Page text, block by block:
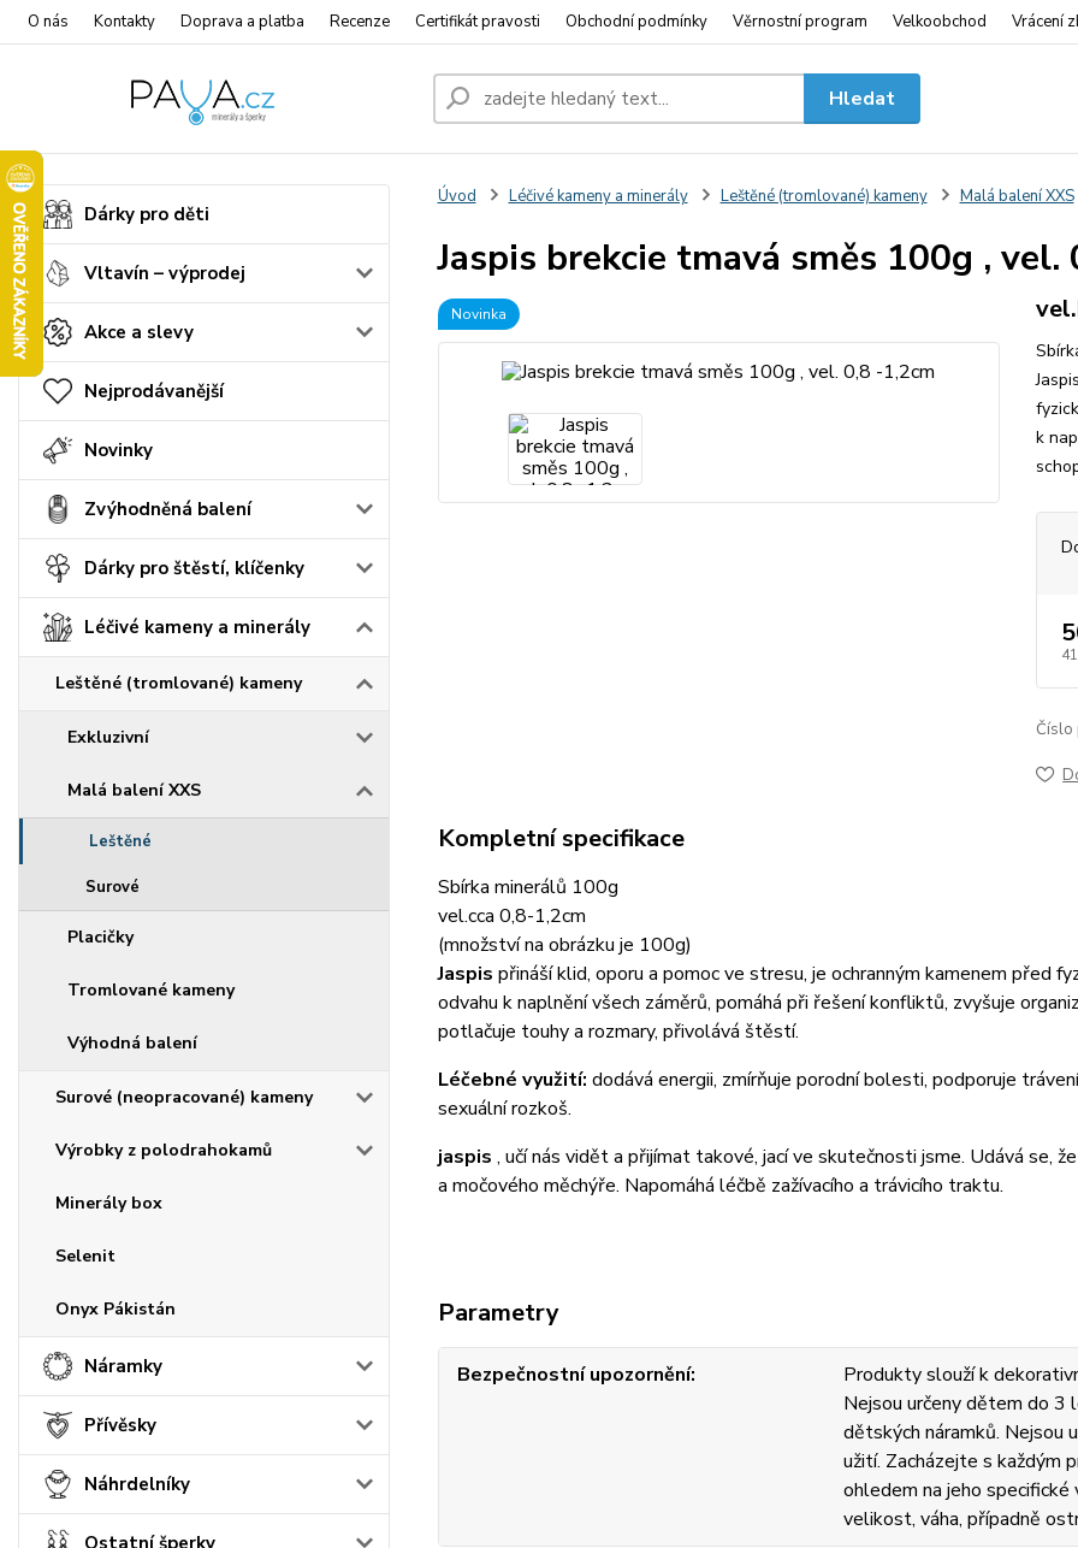
O nás Kontakty Doprava a platba Recenze Certifikát pravosti Obchodní podmínky Věrnostní program Velkoobchod Vrácení
Hledat
Dárky pro děti
Vltavín – výprodej
Akce a slevy
Nejprodávanější
Novinky
Zvýhodněná balení
Dárky pro štěstí, klíčenky
Léčivé kameny a minerály
Leštěné (tromlované) kameny
Exkluzivní
Malá balení XXS
Leštěné
Surové
Placičky
Tromlované kameny
Výhodná balení
Surové (neopracované) kameny
Výrobky z polodrahokamů
Minerály box
Selenit
Onyx Pákistán
Náramky
Přívěsky
Náhrdelníky
Ostatní šperky
Úvod Léčivé kameny a minerály Leštěné (tromlované) kameny Malá balení XXS
Jaspis brekcie tmavá směs 100g , vel.
Novinka
k
Číslo
Kompletní specifikace
Sbírka minerálů 100g
vel.cca 0,8-1,2cm
(množství na obrázku je 100g)
Jaspis přináší klid, oporu a pomoc ve stresu, je ochranným kamenem před
odvahu k naplnění všech záměrů, pomáhá při řešení konfliktů, zvyšuje
potlačuje touhy a rozmary, přivolává štěstí.
Léčebné využití: dodává energii, zmírňuje porodní bolesti, podporuje
sexuální rozkoš.
jaspis , učí nás vidět a přijímat takové, jací ve skutečnosti jsme. Udává se,
a močového měchýře. Napomáhá léčbě zažívacího a trávicího traktu.
Parametry
Bezpečnostní upozornění
Produkty slouží k
Nejsou určeny dětem do 3
dětských náramků. Nejsou
užití. Zacházejte s každým
ohledem na jeho
velikost, váha, případně